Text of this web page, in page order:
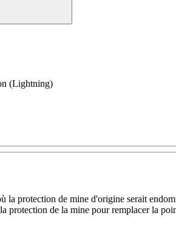
(Lightning)
la protection de mine d'origine serait
protection de la mine pour remplacer la